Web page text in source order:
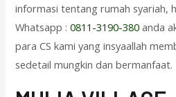
informasi tentang rumah syariah,
Whatsapp :0811-3190-380 anda
para CS kami yang insyaallah
sedetail mungkin dan bermanfaat.